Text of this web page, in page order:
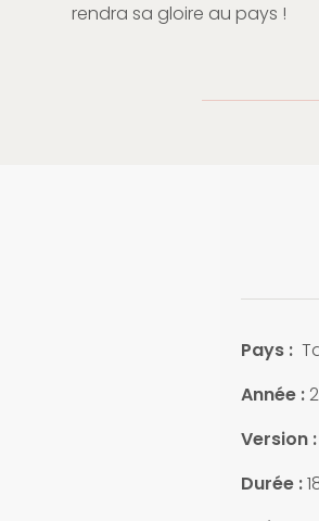
rendra sa gloire au pays !
Pays :
Année :
Version :
Durée :